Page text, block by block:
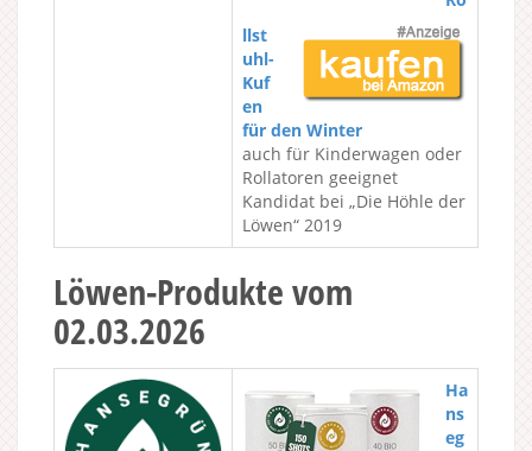
llst
uhl-
Kuf
en
für den Winter
auch für Kinderwagen oder
Rollatoren geeignet
Kandidat bei „Die Höhle der
Löwen“ 2019
Löwen-Produkte vom
02.03.2026
Ha
ns
eg